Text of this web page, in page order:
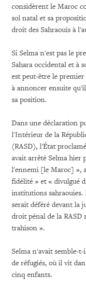
considèrent le Maroc
sol natal et sa
droit des Sahraouis à
Si Selma n'est pas le
Sahara occidental et à
est peut-être le
à annoncer ensuite
sa position.
Dans une déclaration
l'Intérieur de la
(RASD), l'État
avait arrêté Selma hier
l'ennemi [le Maroc] »,
fidélité » et « divulgué
institutions sahraouies.
serait déféré devant la
droit pénal de la RASD
trahison ».
Selma n'avait semble-
de réfugiés, où il vit
cinq enfants.